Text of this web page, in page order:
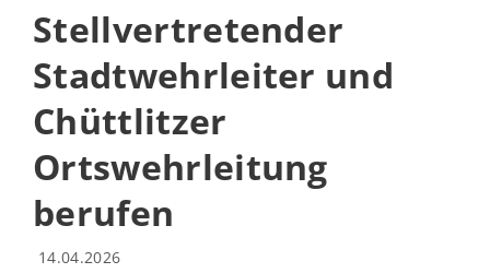
Stellvertretender
Stadtwehrleiter und
Chüttlitzer
Ortswehrleitung
berufen
14.04.2026